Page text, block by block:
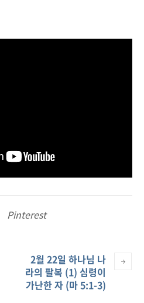
Pinterest
2월 22일 하나님 나
라의 팔복 (1) 심령이
가난한 자 (마 5:1-3)